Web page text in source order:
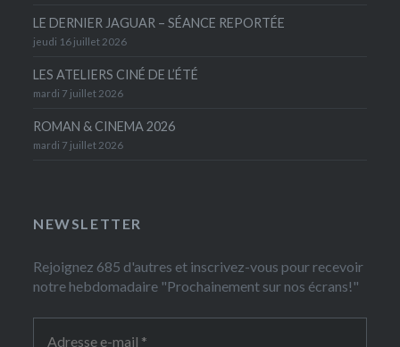
LE DERNIER JAGUAR – SÉANCE REPORTÉE
jeudi 16 juillet 2026
LES ATELIERS CINÉ DE L’ÉTÉ
mardi 7 juillet 2026
ROMAN & CINEMA 2026
mardi 7 juillet 2026
NEWSLETTER
Rejoignez 685 d'autres et inscrivez-vous pour recevoir
notre hebdomadaire "Prochainement sur nos écrans!"